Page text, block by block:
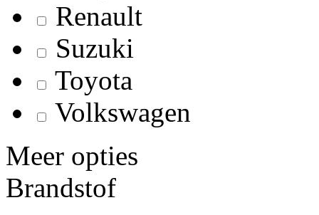
Renault
Suzuki
Toyota
Volkswagen
Meer opties
Brandstof